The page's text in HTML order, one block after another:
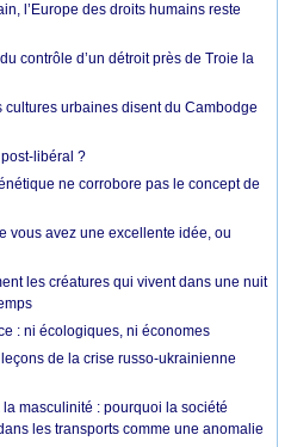
l’Europe des droits humains reste
contrôle d’un détroit près de Troie la
cultures urbaines disent du Cambodge
libéral ?
ne corrobore pas le concept de
vous avez une excellente idée, ou
les créatures qui vivent dans une nuit
: ni écologiques, ni économes
de la crise russo-ukrainienne
masculinité : pourquoi la société
les transports comme une anomalie